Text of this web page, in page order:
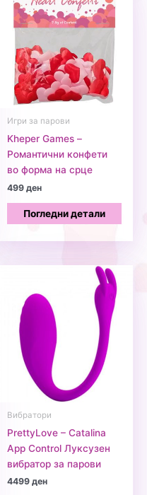
Игри за парови
Kheper Games –
Романтични конфети
во форма на срце
499ден
Погледни детали
Вибратори
PrettyLove – Catalina
App Control Луксузен
вибратор за парови
4499ден